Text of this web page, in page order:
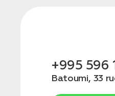
+995 596
Batoumi, 33